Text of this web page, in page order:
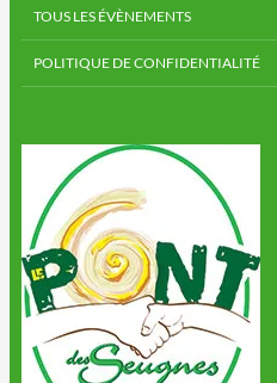
TOUS LES ÉVÈNEMENTS
POLITIQUE DE CONFIDENTIALITÉ